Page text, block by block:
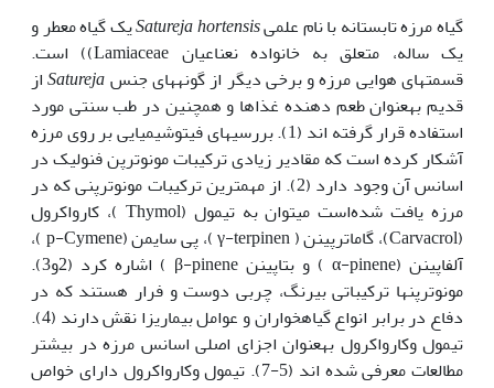
گیاه مرزه تابستانه با نام علمیSatureja hortensisیک گیاه معطر و
یک ساله، متعلق به خانواده نعناعیان Lamiaceae)) است.
قسمت‏های هوایی مرزه و برخی دیگر از گونه‏های جنسSaturejaاز
قدیم به‏عنوان طعم دهنده غذاها و همچنین در طب سنتی مورد
استفاده قرار گرفته اند (1). بررسی‏های فیتوشیمیایی بر روی مرزه
آشکار کرده است که مقادیر زیادی ترکیبات مونوترپن فنولیک در
اسانس آن وجود دارد (2). از مهم‏ترین ترکیبات مونوترپنی که در
مرزه یافت شده‌است می‏توان به تیمول (Thymol )، کارواکرول
(Carvacrol)، گاماترپینن (‌ γ-terpinen )، پی سایمن (p-Cymene )،
آلفاپینن (α-pinene ) و بتاپینن β-pinene ) اشاره کرد (2و3).
مونوترپن‏ها ترکیباتی بی‏رنگ، چربی دوست و فرار هستند که در
دفاع در برابر انواع گیاه‏خواران و عوامل بیماری‏زا نقش دارند (4).
تیمول وکارواکرول به‏عنوان اجزای اصلی اسانس مرزه در بیشتر
مطالعات معرفی شده اند (5-7). تیمول وکارواکرول دارای خواص